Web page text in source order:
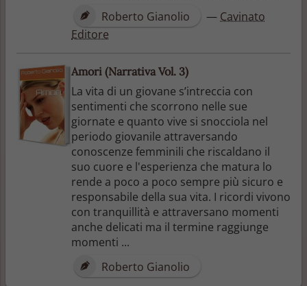
Roberto Gianolio
— Cavinato
Editore
Amori (Narrativa Vol. 3)
La vita di un giovane s’intreccia con
sentimenti che scorrono nelle sue
giornate e quanto vive si snocciola nel
periodo giovanile attraversando
conoscenze femminili che riscaldano il
suo cuore e l'esperienza che matura lo
rende a poco a poco sempre più sicuro e
responsabile della sua vita. I ricordi vivono
con tranquillità e attraversano momenti
anche delicati ma il termine raggiunge
momenti ...
Roberto Gianolio